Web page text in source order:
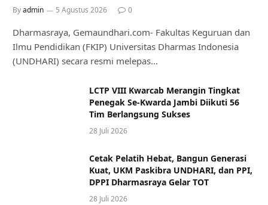
Byadmin 5 Agustus 2026 0
Dharmasraya, Gemaundhari.com- Fakultas Keguruan dan
Ilmu Pendidikan (FKIP) Universitas Dharmas Indonesia
(UNDHARI) secara resmi melepas…
LCTP VIII Kwarcab Merangin Tingkat
Penegak Se-Kwarda Jambi Diikuti 56
Tim Berlangsung Sukses
28 Juli 2026
Cetak Pelatih Hebat, Bangun Generasi
Kuat, UKM Paskibra UNDHARI, dan PPI,
DPPI Dharmasraya Gelar TOT
28 Juli 2026